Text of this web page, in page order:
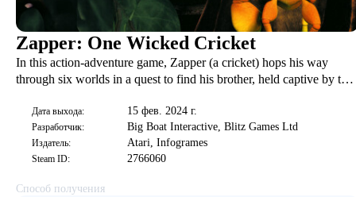
Zapper: One Wicked Cricket
In this action-adventure game, Zapper (a cricket) hops his way
through six worlds in a quest to find his brother, held captive by the
enemies await! It will take skill and timing to conquer all the worlds
and survive the final showdown.
Дата выхода: 15 фев. 2024 г.
Разработчик: Big Boat Interactive, Blitz Games Ltd
Издатель: Atari, Infogrames
Steam ID: 2766060
Способ получения